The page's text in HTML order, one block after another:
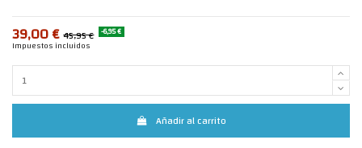
39,00 € 45,95 € -6,95 €
Impuestos incluidos
Añadir al carrito